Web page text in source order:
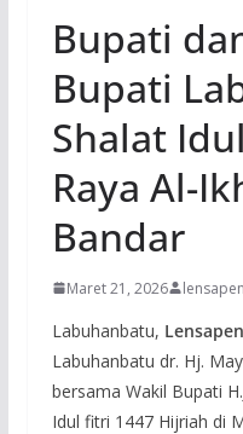
Bupati
Bupati
Shalat
Raya Al-
Bandar
Maret 21, 2026
Labuhanbatu,
Labuhanbatu dr. Hj.
bersama Wakil Bupati
Idul fitri 1447 Hijriah di